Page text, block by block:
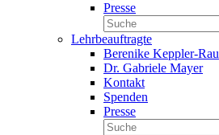
Presse
Lehrbeauftragte
Berenike Keppler-Rau
Dr. Gabriele Mayer
Kontakt
Spenden
Presse